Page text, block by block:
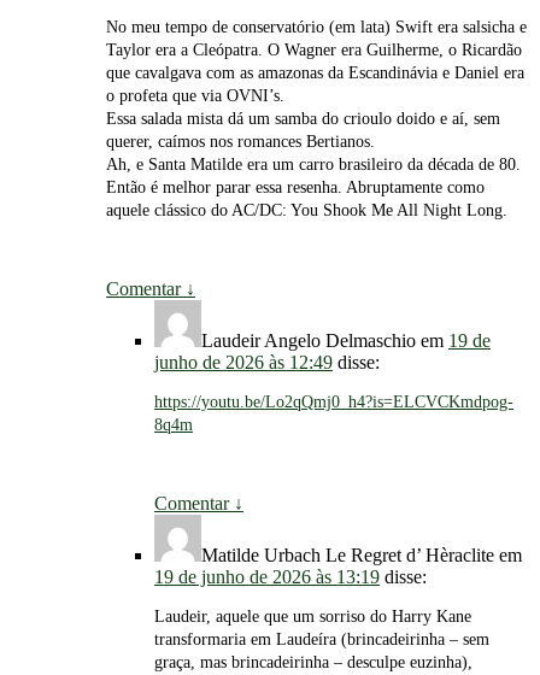
No meu tempo de conservatório (em lata) Swift era salsicha e
Taylor era a Cleópatra. O Wagner era Guilherme, o Ricardão
que cavalgava com as amazonas da Escandinávia e Daniel era
o profeta que via OVNI’s.
Essa salada mista dá um samba do crioulo doido e aí, sem
querer, caímos nos romances Bertianos.
Ah, e Santa Matilde era um carro brasileiro da década de 80.
Então é melhor parar essa resenha. Abruptamente como
aquele clássico do AC/DC: You Shook Me All Night Long.
Comentar ↓
Laudeir Angelo Delmaschio em 19 de
junho de 2026 às 12:49 disse:
https://youtu.be/Lo2qQmj0_h4?is=ELCVCKmdpog-
8q4m
Comentar ↓
Matilde Urbach Le Regret d’ Hèraclite em
19 de junho de 2026 às 13:19 disse:
Laudeir, aquele que um sorriso do Harry Kane
transformaria em Laudeíra (brincadeirinha – sem
graça, mas brincadeirinha – desculpe euzinha),